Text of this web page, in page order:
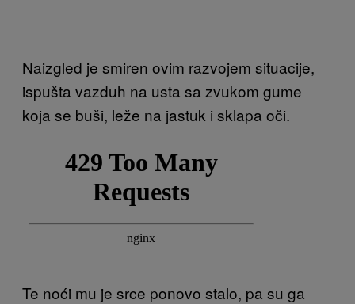
Naizgled je smiren ovim razvojem situacije,
ispušta vazduh na usta sa zvukom gume
koja se buši, leže na jastuk i sklapa oči.
Te noći mu je srce ponovo stalo, pa su ga